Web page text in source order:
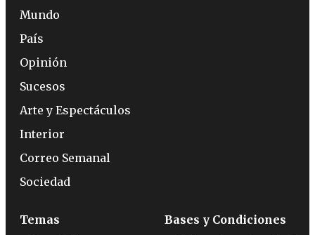
Mundo
País
Opinión
Sucesos
Arte y Espectáculos
Interior
Correo Semanal
Sociedad
Temas
Bases y Condiciones